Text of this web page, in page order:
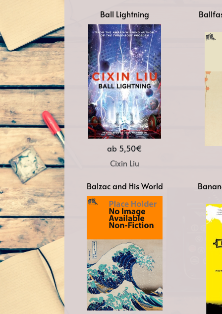
Ball Lightning
ab 5,50€
Cixin Liu
Balzac and His World